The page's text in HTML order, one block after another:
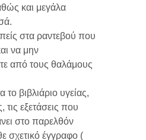
και μεγάλα
στα ραντεβού που
να μην
από τους θαλάμους
το βιβλιάριο υγείας,
τις εξετάσεις που
στο παρελθόν
σχετικό έγγραφο (